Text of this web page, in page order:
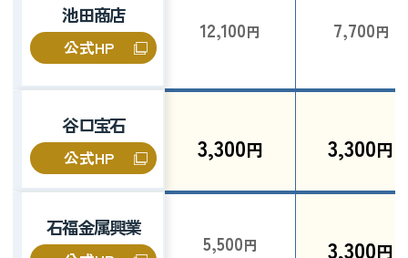
池田商店
公式HP
12,100円 7,700円
谷口宝石
公式HP 3,300円 3,300円
石福金属興業
5,500円 3,300円